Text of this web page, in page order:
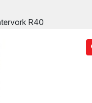
R40